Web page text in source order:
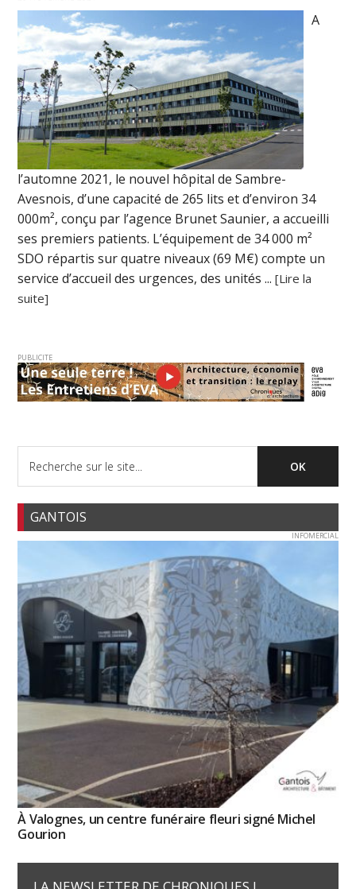
A
l’automne 2021, le nouvel hôpital de Sambre-
Avesnois, d’une capacité de 265 lits et d’environ 34
000m², conçu par l’agence Brunet Saunier, a accueilli
ses premiers patients. L’équipement de 34 000 m²
SDO répartis sur quatre niveaux (69 M€) compte un
service d’accueil des urgences, des unités ...[Lire la
suite]
PUBLICITE
GANTOIS
INFOMERCIAL
À Valognes, un centre funéraire fleuri signé Michel
Gourion